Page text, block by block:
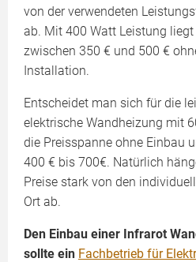
von der verwendeten
ab. Mit 400 Watt Leistung
zwischen 350 € und 500 €
Installation.
Entscheidet man sich für die
elektrische Wandheizung mit
die Preisspanne ohne Einbau
400 € bis 700€. Natürlich
Preise stark von den
Ort ab.
Den Einbau einer Infrarot
sollte ein Fachbetrieb für